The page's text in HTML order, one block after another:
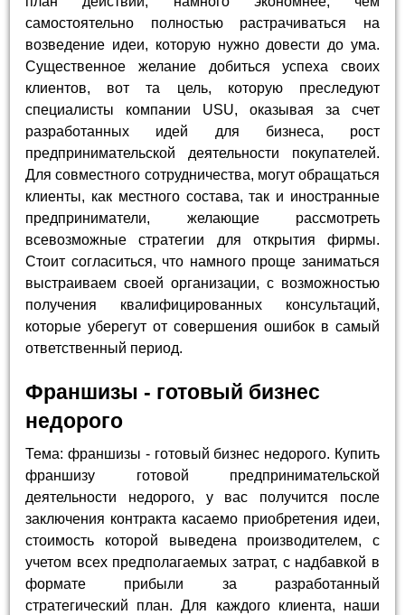
самостоятельно полностью растрачиваться на
возведение идеи, которую нужно довести до ума.
Существенное желание добиться успеха своих
клиентов, вот та цель, которую преследуют
специалисты компании USU, оказывая за счет
разработанных идей для бизнеса, рост
предпринимательской деятельности покупателей.
Для совместного сотрудничества, могут обращаться
клиенты, как местного состава, так и иностранные
предприниматели, желающие рассмотреть
всевозможные стратегии для открытия фирмы.
Стоит согласиться, что намного проще заниматься
выстраиваем своей организации, с возможностью
получения квалифицированных консультаций,
которые уберегут от совершения ошибок в самый
ответственный период.
Франшизы - готовый бизнес
недорого
Тема: франшизы - готовый бизнес недорого. Купить
франшизу готовой предпринимательской
деятельности недорого, у вас получится после
заключения контракта касаемо приобретения идеи,
стоимость которой выведена производителем, с
учетом всех предполагаемых затрат, с надбавкой в
формате прибыли за разработанный
стратегический план. Для каждого клиента, наши